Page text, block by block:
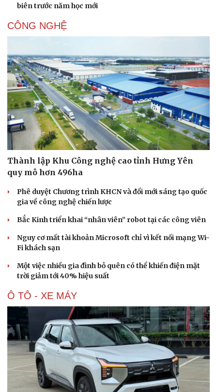
Văn hóa
Sân khấu - Điện ảnh
Văn học
Âm nhạc
Giải trí
Nghệ sĩ
Thời trang
Sao Việt
biên trước năm học mới
CÔNG NGHỆ
Thành lập Khu Công nghệ cao tỉnh Hưng Yên
quy mô hơn 496ha
Phê duyệt Chương trình KHCN và đổi mới sáng tạo quốc
gia về công nghệ chiến lược
Bắc Kinh triển khai “nhân viên” robot tại các công viên
Nguy cơ mất tài khoản Microsoft chỉ vì kết nối mạng Wi-
Fi khách sạn
Một việc nhiều gia đình bỏ quên có thể khiến điện mặt
trời giảm tới 40% hiệu suất
Ô TÔ - XE MÁY